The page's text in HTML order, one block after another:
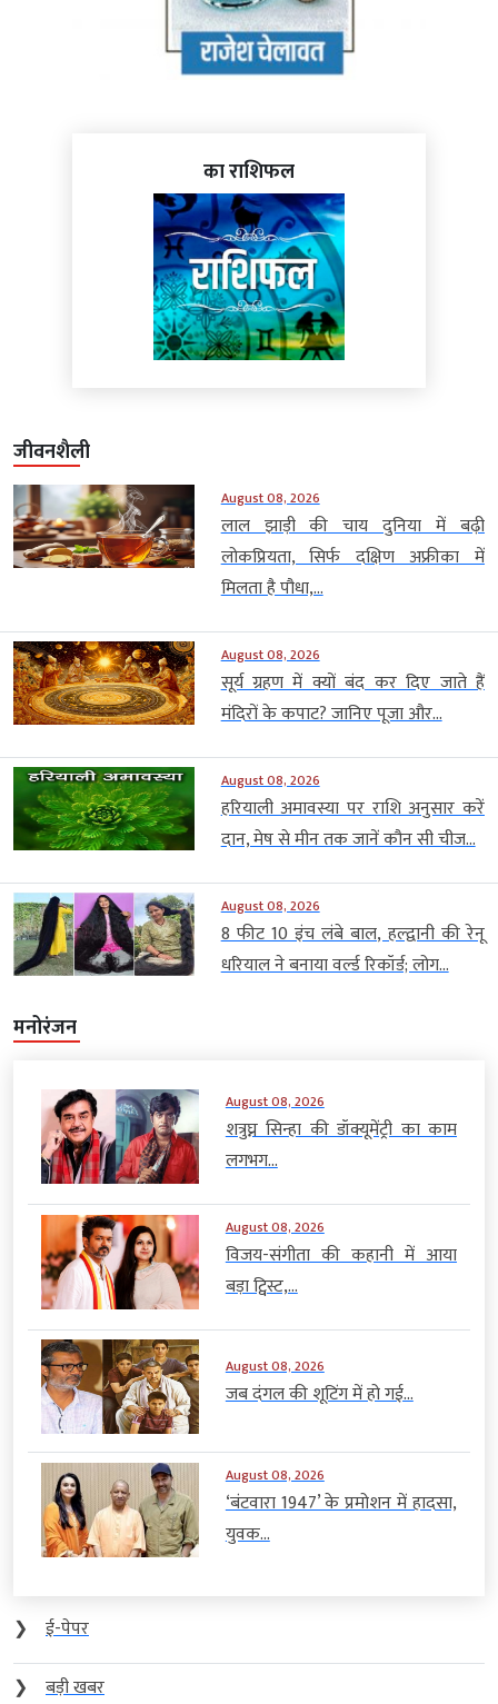
का राशिफल
जीवनशैली
August 08, 2026
लाल झाड़ी की चाय दुनिया में बढ़ी
लोकप्रियता, सिर्फ दक्षिण अफ्रीका में
मिलता है पौधा,...
August 08, 2026
सूर्य ग्रहण में क्यों बंद कर दिए जाते हैं
मंदिरों के कपाट? जानिए पूजा और...
August 08, 2026
हरियाली अमावस्या पर राशि अनुसार करें
दान, मेष से मीन तक जानें कौन सी चीज...
August 08, 2026
8 फीट 10 इंच लंबे बाल, हल्द्वानी की रेनू
धरियाल ने बनाया वर्ल्ड रिकॉर्ड; लोग...
मनोरंजन
August 08, 2026
शत्रुघ्न सिन्हा की डॉक्यूमेंट्री का काम
लगभग...
August 08, 2026
विजय-संगीता की कहानी में आया
बड़ा ट्विस्ट,...
August 08, 2026
जब दंगल की शूटिंग में हो गई...
August 08, 2026
‘बंटवारा 1947’ के प्रमोशन में हादसा,
युवक...
❯
ई-पेपर
❯
बड़ी खबर